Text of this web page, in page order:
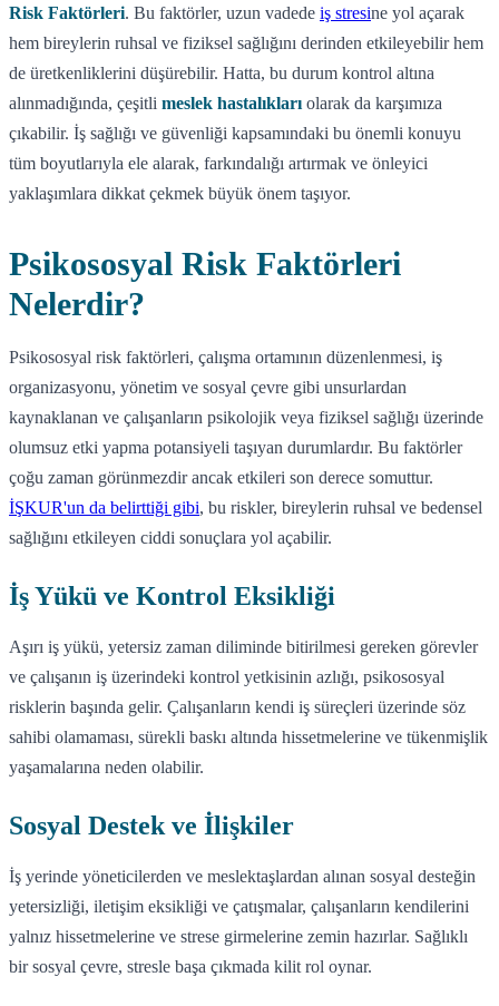
Risk Faktörleri. Bu faktörler, uzun vadede iş stresine yol açarak
hem bireylerin ruhsal ve fiziksel sağlığını derinden etkileyebilir hem
de üretkenliklerini düşürebilir. Hatta, bu durum kontrol altına
alınmadığında, çeşitli meslek hastalıkları olarak da karşımıza
çıkabilir. İş sağlığı ve güvenliği kapsamındaki bu önemli konuyu
tüm boyutlarıyla ele alarak, farkındalığı artırmak ve önleyici
yaklaşımlara dikkat çekmek büyük önem taşıyor.
Psikososyal Risk Faktörleri
Nelerdir?
Psikososyal risk faktörleri, çalışma ortamının düzenlenmesi, iş
organizasyonu, yönetim ve sosyal çevre gibi unsurlardan
kaynaklanan ve çalışanların psikolojik veya fiziksel sağlığı üzerinde
olumsuz etki yapma potansiyeli taşıyan durumlardır. Bu faktörler
çoğu zaman görünmezdir ancak etkileri son derece somuttur.
İŞKUR'un da belirttiği gibi, bu riskler, bireylerin ruhsal ve bedensel
sağlığını etkileyen ciddi sonuçlara yol açabilir.
İş Yükü ve Kontrol Eksikliği
Aşırı iş yükü, yetersiz zaman diliminde bitirilmesi gereken görevler
ve çalışanın iş üzerindeki kontrol yetkisinin azlığı, psikososyal
risklerin başında gelir. Çalışanların kendi iş süreçleri üzerinde söz
sahibi olamaması, sürekli baskı altında hissetmelerine ve tükenmişlik
yaşamalarına neden olabilir.
Sosyal Destek ve İlişkiler
İş yerinde yöneticilerden ve meslektaşlardan alınan sosyal desteğin
yetersizliği, iletişim eksikliği ve çatışmalar, çalışanların kendilerini
yalnız hissetmelerine ve strese girmelerine zemin hazırlar. Sağlıklı
bir sosyal çevre, stresle başa çıkmada kilit rol oynar.